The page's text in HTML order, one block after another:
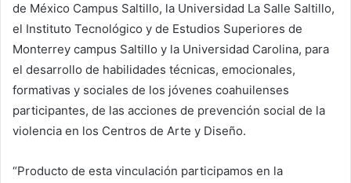
de México Campus Saltillo, la Universidad La Salle Saltillo,
el Instituto Tecnológico y de Estudios Superiores de
Monterrey campus Saltillo y la Universidad Carolina, para
el desarrollo de habilidades técnicas, emocionales,
formativas y sociales de los jóvenes coahuilenses
participantes, de las acciones de prevención social de la
violencia en los Centros de Arte y Diseño.
“Producto de esta vinculación participamos en la